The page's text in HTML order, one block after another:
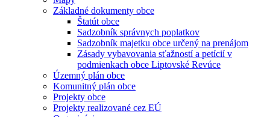
Základné dokumenty obce
Štatút obce
Sadzobník správnych poplatkov
Sadzobník majetku obce určený na prenájom
Zásady vybavovania sťažností a petícií v
podmienkach obce Liptovské Revúce
Územný plán obce
Komunitný plán obce
Projekty obce
Projekty realizované cez EÚ